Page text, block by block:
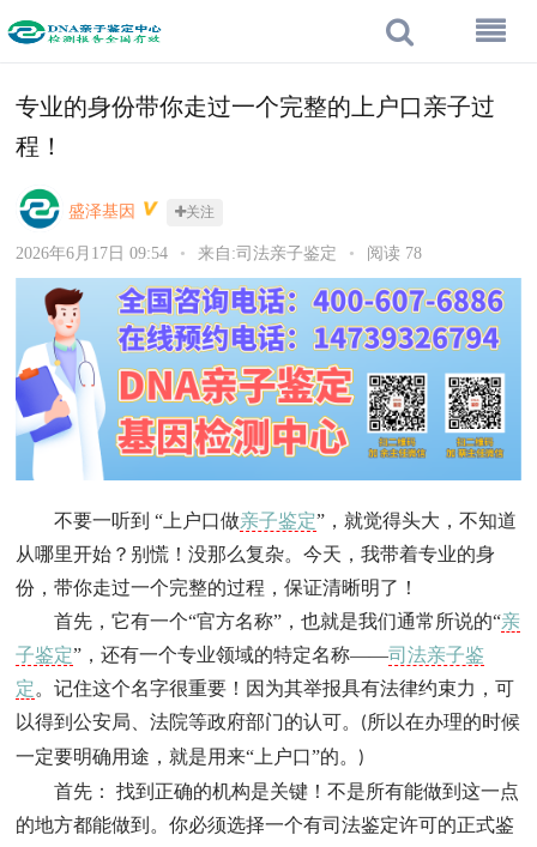
专业的身份带你走过一个完整的上户口亲子过
程！
盛泽基因 关注
2026年6月17日 09:54 • 来自:司法亲子鉴定 • 阅读 78
不要一听到 “上户口做亲子鉴定”，就觉得头大，不知道
从哪里开始？别慌！没那么复杂。今天，我带着专业的身
份，带你走过一个完整的过程，保证清晰明了！
首先，它有一个“官方名称”，也就是我们通常所说的“亲
子鉴定”，还有一个专业领域的特定名称——司法亲子鉴
定。记住这个名字很重要！因为其举报具有法律约束力，可
以得到公安局、法院等政府部门的认可。 (所以在办理的时候
一定要明确用途，就是用来“上户口”的。 )
首先： 找到正确的机构是关键！不是所有能做到这一点
的地方都能做到。你必须选择一个有司法鉴定许可的正式鉴